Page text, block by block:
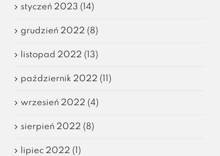
styczeń 2023 (14)
grudzień 2022 (8)
listopad 2022 (13)
październik 2022 (11)
wrzesień 2022 (4)
sierpień 2022 (8)
lipiec 2022 (1)